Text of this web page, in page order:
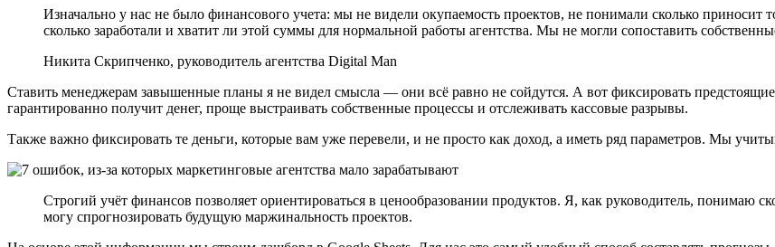
Изначально у нас не было финансового учета: мы не видели окупаемость проектов, не понимали сколько
сколько заработали и хватит ли этой суммы для нормальной работы агентства. Мы не могли сопоставить
Никита Скрипченко, руководитель агентства Digital Man
Ставить менеджерам завышенные планы я не видел смысла — они всё равно не сойдутся. А вот фиксировать
гарантированно получит денег, проще выстраивать собственные процессы и отслеживать кассовые разрывы.
Также важно фиксировать те деньги, которые вам уже перевели, и не просто как доход, а иметь ряд параметров. Мы
Строгий учёт финансов позволяет ориентироваться в ценообразовании продуктов. Я, как руководитель, понимаю
могу спрогнозировать будущую маржинальность проектов.